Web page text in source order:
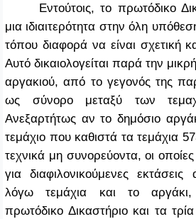
Εντούτοις, το πρωτόδικο
μια ιδιαιτερότητα στην όλη
τόπου διαφορά να είναι σχετική
Αυτό δικαιολογείται παρά την
αργακιού, από το γεγονός της
ως σύνορο μεταξύ των
Ανεξαρτήτως αν το δημόσιο
τεμάχιο που καθιστά τα τεμάχια
τεχνικά μη συνορεύοντα, οι
για διαφιλονικούμενες
λόγω τεμάχια και το
πρωτόδικο Δικαστήριο και τα